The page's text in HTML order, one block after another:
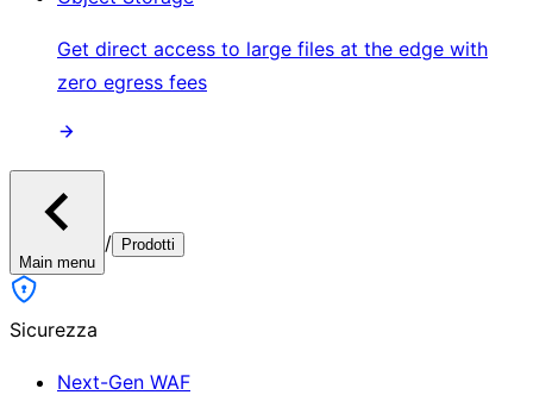
Get direct access to large files at the edge with
zero egress fees
Main menu
/ Prodotti
Sicurezza
Next-Gen WAF